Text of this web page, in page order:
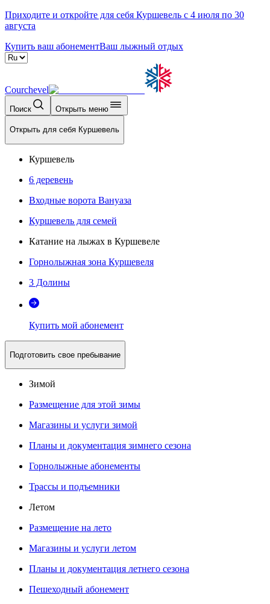
Приходите и откройте для себя Куршевель с 4 июля по 30
августа
Купить ваш абонементВаш лыжный отдых
Courchevel
Поиск Открыть меню
Открыть для себя Куршевель
Куршевель
6 деревень
Входные ворота Вануаза
Куршевель для семей
Катание на лыжах в Куршевеле
Горнолыжная зона Куршевеля
3 Долины
Купить мой абонемент
Подготовить свое пребывание
Зимой
Размещение для этой зимы
Магазины и услуги зимой
Планы и документация зимнего сезона
Горнолыжные абонементы
Трассы и подъемники
Летом
Размещение на лето
Магазины и услуги летом
Планы и документация летнего сезона
Пешеходный абонемент